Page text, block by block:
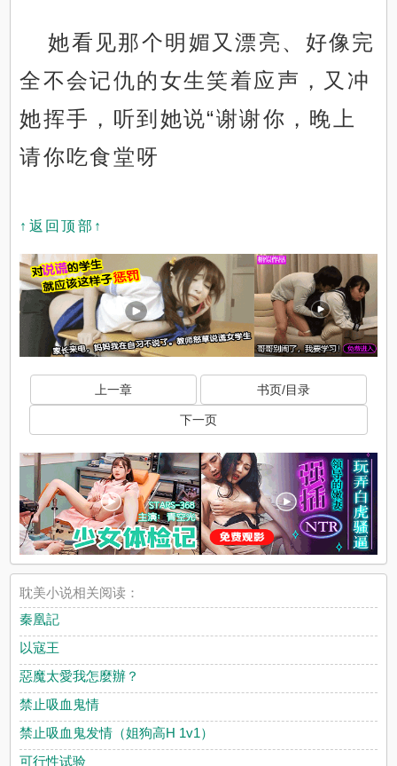
她看见那个明媚又漂亮、好像完
全不会记仇的女生笑着应声，又冲
她挥手，听到她说“谢谢你，晚上
请你吃食堂呀
↑返回顶部↑
上一章 书页/目录
下一页
耽美小说相关阅读：
秦凰記
以寇王
惡魔太愛我怎麼辦？
禁止吸血鬼情
禁止吸血鬼发情（姐狗高H 1v1）
可行性试验